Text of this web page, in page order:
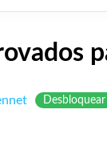
Desbloquear